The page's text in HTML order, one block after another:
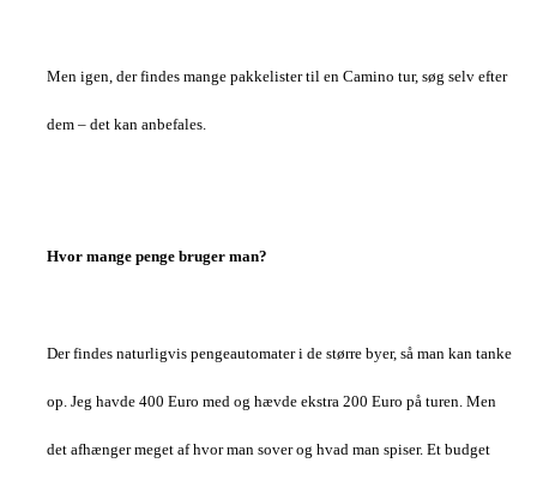
Men igen, der findes mange pakkelister til en Camino tur, søg selv efter
dem – det kan anbefales.
Hvor mange penge bruger man?
Der findes naturligvis pengeautomater i de større byer, så man kan tanke
op. Jeg havde 400 Euro med og hævde ekstra 200 Euro på turen. Men
det afhænger meget af hvor man sover og hvad man spiser. Et budget